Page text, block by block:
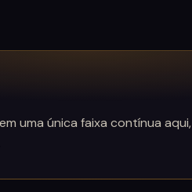
uma única faixa contínua aqui,